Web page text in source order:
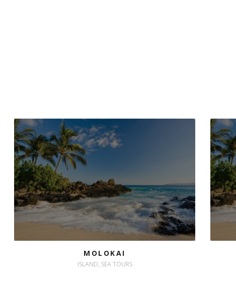
MOLOKAI
ISLAND, SEA TOURS